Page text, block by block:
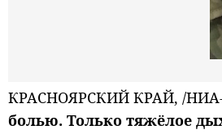
КРАСНОЯРСКИЙ КРАЙ, /
болью. Только тяжёлое